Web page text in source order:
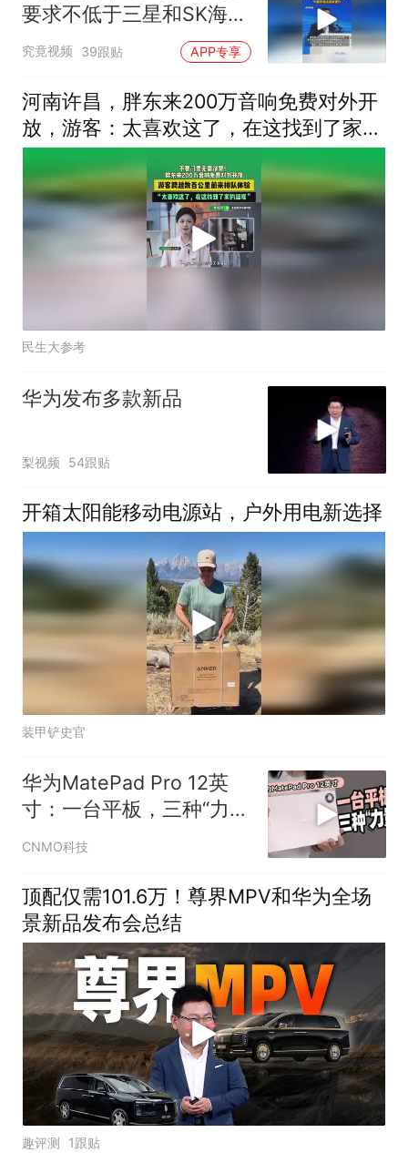
要求不低于三星和SK海力
士，华为、小米等长单锁
究竟视频 39跟贴 APP专享
河南许昌，胖东来200万音响免费对外开
放，游客：太喜欢这了，在这找到了家的
温暖
民生大参考
华为发布多款新品
梨视频 54跟贴
开箱太阳能移动电源站，户外用电新选择
装甲铲史官
华为MatePad Pro 12英
寸：一台平板，三种“力
量”
CNMO科技
顶配仅需101.6万！尊界MPV和华为全场
景新品发布会总结
趣评测 1跟贴